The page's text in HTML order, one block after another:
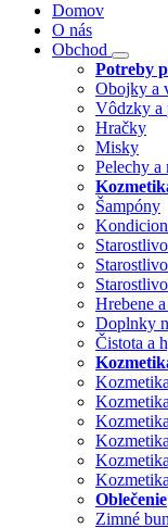
Domov
O nás
Obchod
Potreby
Obojky a
Vôdzky a
Hračky
Misky
Pelechy a
Šampóny
Hrebene
Doplnky
Čistota a
Oblečenie
Zimné